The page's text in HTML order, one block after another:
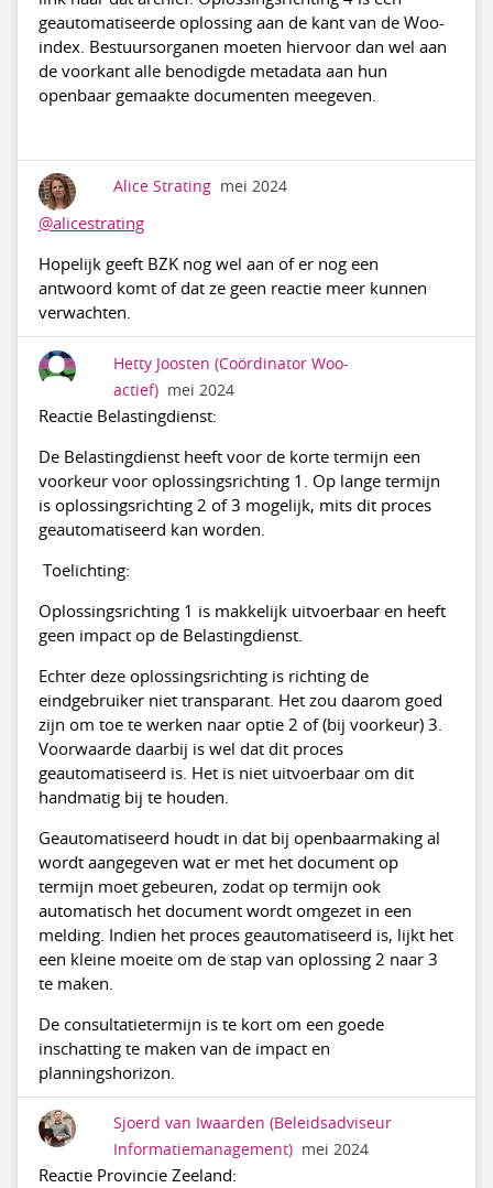
geautomatiseerde oplossing aan de kant van de Woo-
index. Bestuursorganen moeten hiervoor dan wel aan
de voorkant alle benodigde metadata aan hun
openbaar gemaakte documenten meegeven.
Alice Strating mei 2024
@alicestrating
Hopelijk geeft BZK nog wel aan of er nog een
antwoord komt of dat ze geen reactie meer kunnen
verwachten.
Hetty Joosten (Coördinator Woo-
actief) mei 2024
Reactie Belastingdienst:
De Belastingdienst heeft voor de korte termijn een
voorkeur voor oplossingsrichting 1. Op lange termijn
is oplossingsrichting 2 of 3 mogelijk, mits dit proces
geautomatiseerd kan worden.
Toelichting:
Oplossingsrichting 1 is makkelijk uitvoerbaar en heeft
geen impact op de Belastingdienst.
Echter deze oplossingsrichting is richting de
eindgebruiker niet transparant. Het zou daarom goed
zijn om toe te werken naar optie 2 of (bij voorkeur) 3.
Voorwaarde daarbij is wel dat dit proces
geautomatiseerd is. Het is niet uitvoerbaar om dit
handmatig bij te houden.
Geautomatiseerd houdt in dat bij openbaarmaking al
wordt aangegeven wat er met het document op
termijn moet gebeuren, zodat op termijn ook
automatisch het document wordt omgezet in een
melding. Indien het proces geautomatiseerd is, lijkt het
een kleine moeite om de stap van oplossing 2 naar 3
te maken.
De consultatietermijn is te kort om een goede
inschatting te maken van de impact en
planningshorizon.
Sjoerd van Iwaarden (Beleidsadviseur
Informatiemanagement) mei 2024
Reactie Provincie Zeeland: